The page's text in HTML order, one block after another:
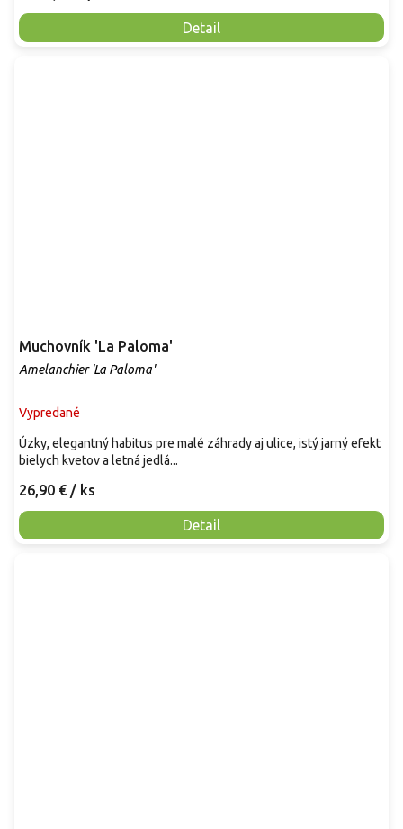
Detail
Muchovník 'La Paloma'
Amelanchier 'La Paloma'
Vypredané
26,90 € / ks
Detail
Úzky, elegantný habitus pre malé záhrady aj ulice, istý jarný efekt
bielych kvetov a letná jedlá...